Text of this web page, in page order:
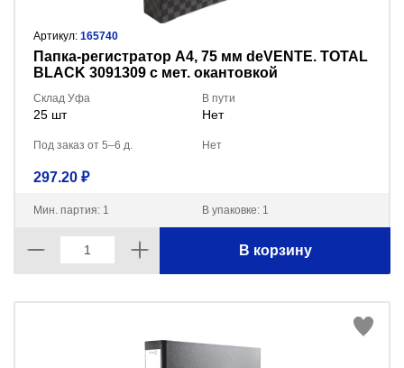
Артикул: 165740
Пaпка-регистратор А4, 75 мм deVENTE. TOTAL
BLACK 3091309 с мет. окантовкой
Склад Уфа
25 шт
В пути
Нет
Под заказ от 5–6 д. Нет
297.20 ₽
Мин. партия: 1 В упаковке: 1
В корзину